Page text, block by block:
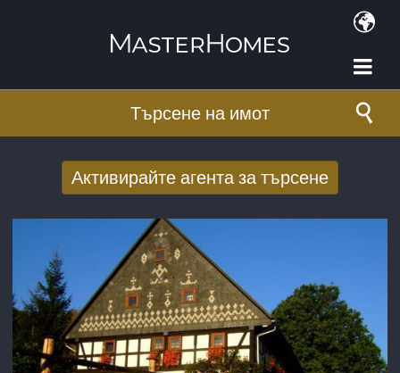
Търсене на имот
Активирайте агента за търсене
търсенето по имейл
E-mail адрес